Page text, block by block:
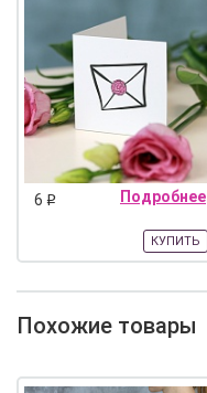
6 q Подробнее
КУПИТЬ
Похожие товары